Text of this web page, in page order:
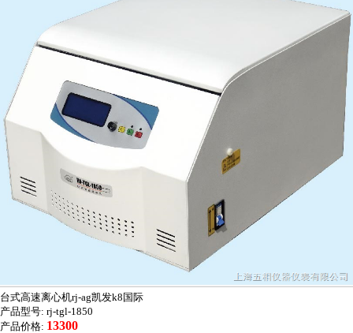
台式高速离心机rj-ag凯发k8国际
产品型号: rj-tgl-1850
产品价格: 13300